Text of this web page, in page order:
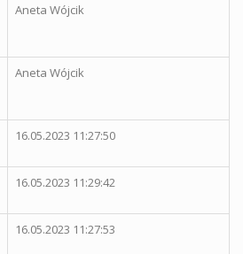
Aneta Wójcik
Aneta Wójcik
16.05.2023 11:27:50
16.05.2023 11:29:42
16.05.2023 11:27:53